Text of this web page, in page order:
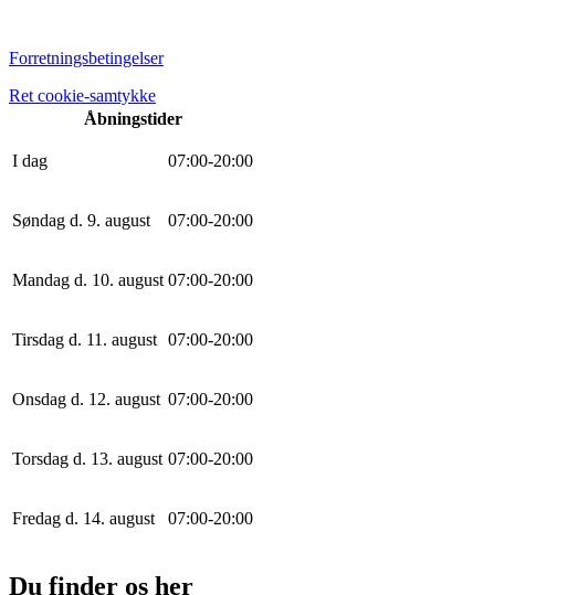
Forretningsbetingelser
Ret cookie-samtykke
Åbningstider
I dag 07:00-20:00
Søndag d. 9. august 07:00-20:00
Mandag d. 10. august 07:00-20:00
Tirsdag d. 11. august 07:00-20:00
Onsdag d. 12. august 07:00-20:00
Torsdag d. 13. august 07:00-20:00
Fredag d. 14. august 07:00-20:00
Du finder os her